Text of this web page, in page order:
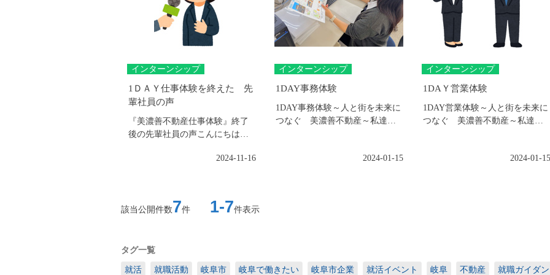
インターンシップ
1ＤＡＹ仕事体験を終えた 先
輩社員の声
『美濃善不動産仕事体験』終了
後の先輩社員の声こんにちは！
2024-11-16
インターンシップ
1DAY事務体験
1DAY事務体験～人と街を未来に
つなぐ 美濃善不動産～私達
2024-01-15
インターンシップ
1DAＹ営業体験
1DAY営業体験～人と街を未来に
つなぐ 美濃善不動産～私達
2024-01-15
該当公開件数7件 1-7件表示
タグ一覧
就活 就職活動 岐阜市 岐阜で働きたい 岐阜市企業 就活イベント 岐阜 不動産 就職ガイダン